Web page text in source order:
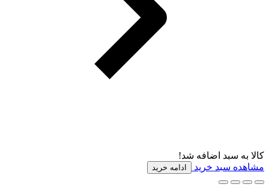
کالا به سبد اضافه شد!
مشاهده سبد خرید
ادامه خرید